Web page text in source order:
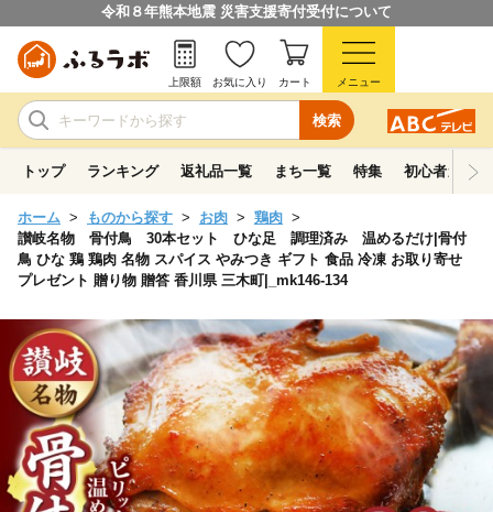
令和８年熊本地震 災害支援寄付受付について
検索
上限額 お気に入り カート メニュー
トップ ランキング 返礼品一覧 まち一覧 特集 初心者ガイド
ホーム ものから探す お肉
鶏肉
讃岐名物 骨付鳥 30本セット ひな足 調理済み 温めるだけ|骨付
鳥 ひな 鶏 鶏肉 名物 スパイス やみつき ギフト 食品 冷凍 お取り寄せ
プレゼント 贈り物 贈答 香川県 三木町|_mk146-134